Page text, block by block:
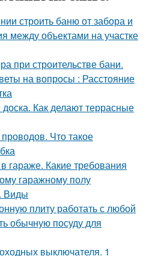
строить баню от забора и
между объектами на участке
при строительстве бани.
на вопросы : Расстояние
Как делают террасные
Что такое
гараже. Какие требования
гаражному полу
Виды
плиту работать с любой
обычную посуду для
выключателя. 1